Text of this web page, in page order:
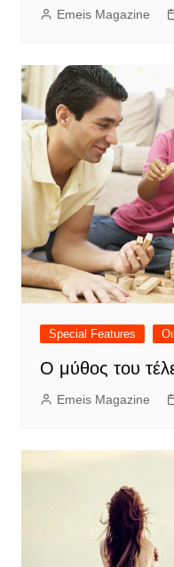
Emeis Magazine
Special Features
Ο μύθος του
Emeis Magazine